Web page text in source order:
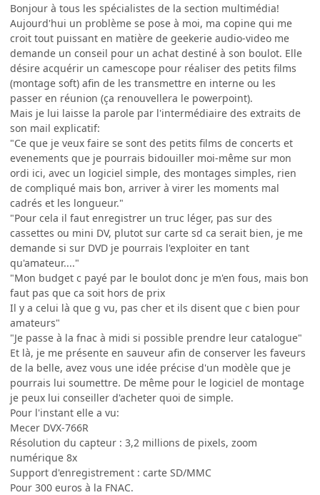
Bonjour à tous les spécialistes de la section multimédia!
Aujourd'hui un problème se pose à moi, ma copine qui me
croit tout puissant en matière de geekerie audio-video me
demande un conseil pour un achat destiné à son boulot. Elle
désire acquérir un camescope pour réaliser des petits films
(montage soft) afin de les transmettre en interne ou les
passer en réunion (ça renouvellera le powerpoint).
Mais je lui laisse la parole par l'intermédiaire des extraits de
son mail explicatif:
"Ce que je veux faire se sont des petits films de concerts et
evenements que je pourrais bidouiller moi-même sur mon
ordi ici, avec un logiciel simple, des montages simples, rien
de compliqué mais bon, arriver à virer les moments mal
cadrés et les longueur."
"Pour cela il faut enregistrer un truc léger, pas sur des
cassettes ou mini DV, plutot sur carte sd ca serait bien, je me
demande si sur DVD je pourrais l'exploiter en tant
qu'amateur...."
"Mon budget c payé par le boulot donc je m'en fous, mais bon
faut pas que ca soit hors de prix
Il y a celui là que g vu, pas cher et ils disent que c bien pour
amateurs"
"Je passe à la fnac à midi si possible prendre leur catalogue"
Et là, je me présente en sauveur afin de conserver les faveurs
de la belle, avez vous une idée précise d'un modèle que je
pourrais lui soumettre. De même pour le logiciel de montage
je peux lui conseiller d'acheter quoi de simple.
Pour l'instant elle a vu:
Mecer DVX-766R
Résolution du capteur : 3,2 millions de pixels, zoom
numérique 8x
Support d'enregistrement : carte SD/MMC
Pour 300 euros à la FNAC.